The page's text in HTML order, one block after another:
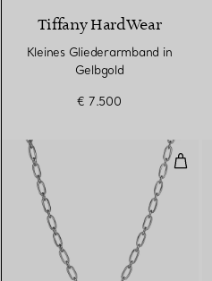
Tiffany HardWear
Kleines Gliederarmband in
Gelbgold
€ 7.500